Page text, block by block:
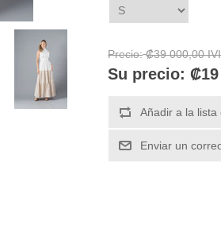
Precio: ₡39 000,00 IVI
Su precio: ₡19